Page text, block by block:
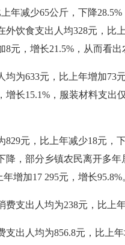
年减少65公斤，下降
外饮食支出人均328元，比
8元，增长21.5%，从而看
为633元，比上年增加73
增长15.1%，服装材料支
元，比上年减少18元，
降，部分乡镇农民离开多
年增加17 295元，增长
支出人均为238元，比上
出人均为856.8元，比上